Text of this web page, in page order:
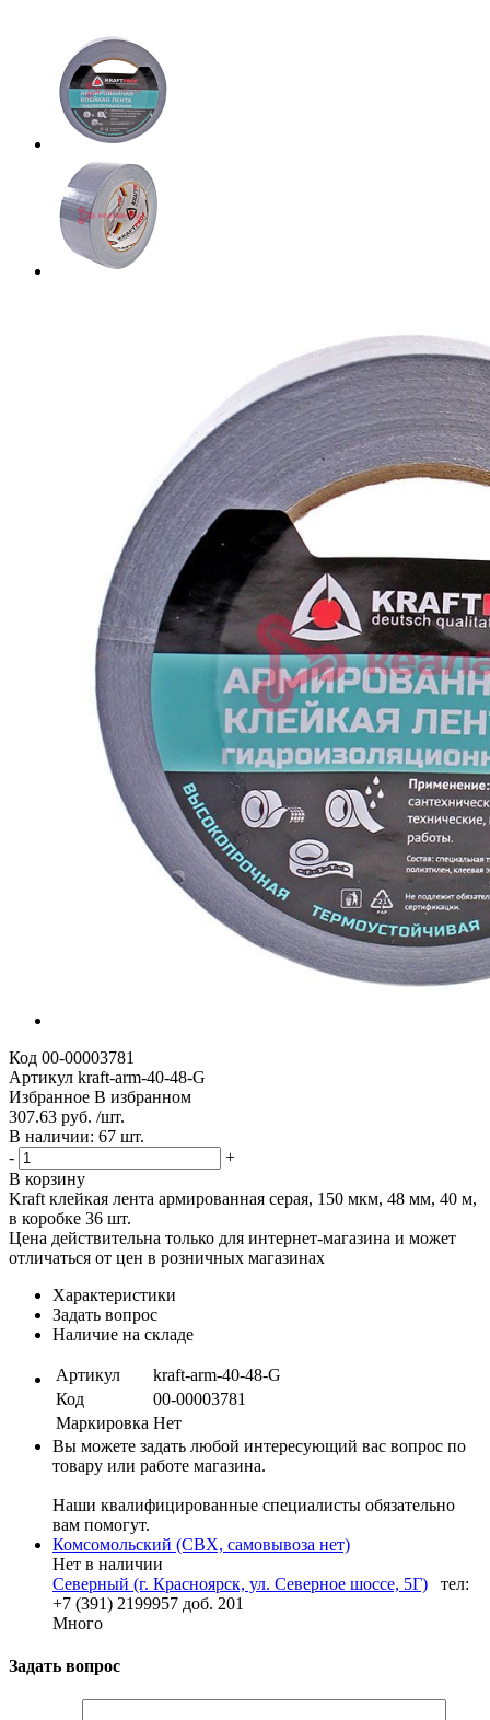
Код 00-00003781
Артикул kraft-arm-40-48-G
Избранное В избранном
307.63 руб. /шт.
В наличии: 67 шт.
-
+
В корзину
Kraft клейкая лента армированная серая, 150 мкм, 48 мм, 40 м,
в коробке 36 шт.
Цена действительна только для интернет-магазина и может
отличаться от цен в розничных магазинах
Характеристики
Задать вопрос
Наличие на складе
Артикул
kraft-arm-40-48-G
Код
00-00003781
Маркировка Нет
Вы можете задать любой интересующий вас вопрос по
товару или работе магазина.
Наши квалифицированные специалисты обязательно
вам помогут.
Комсомольский (СВХ, самовывоза нет)
Нет в наличии
Северный (г. Красноярск, ул. Северное шоссе, 5Г)
тел:
+7 (391) 2199957 доб. 201
Много
Задать вопрос